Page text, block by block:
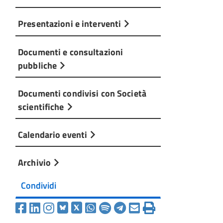
Presentazioni e interventi
Documenti e consultazioni
pubbliche
Documenti condivisi con Società
scientifiche
Calendario eventi
Archivio
Condividi